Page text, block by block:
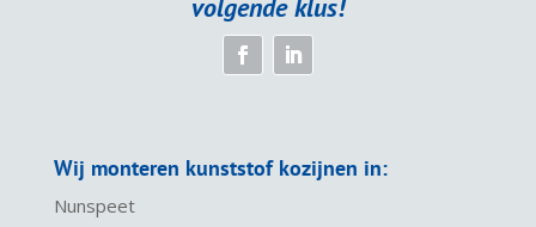
volgende klus!
Wij monteren kunststof kozijnen in:
Nunspeet